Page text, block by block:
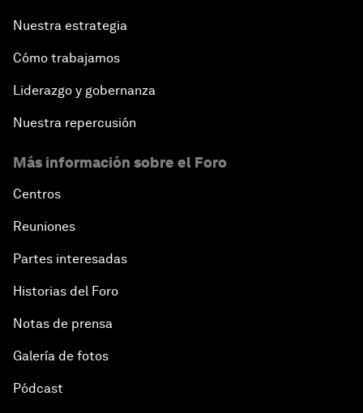
Nuestra estrategia
Cómo trabajamos
Liderazgo y gobernanza
Nuestra repercusión
Más información sobre el Foro
Centros
Reuniones
Partes interesadas
Historias del Foro
Notas de prensa
Galería de fotos
Pódcast